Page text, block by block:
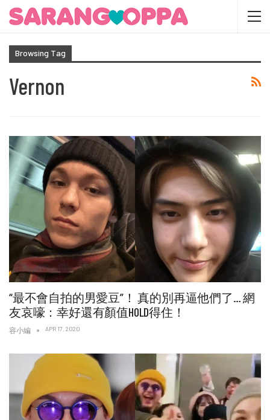
Browsing Tag
Vernon
“最不會自拍的男愛豆”！ 真的別再逼他們了… 網
友哀嚎：幸好還有顏值HOLD得住！
容小編 APR 17, 2020